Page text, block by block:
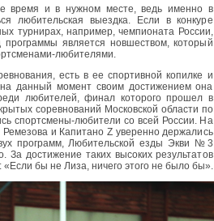
время и в нужном месте, ведь именно в
любительская выездка. Если в конкуре
турнирах, например, чемпионата России,
является новшеством, который
любителями.
есть в ее спортивной копилке и
данный момент своим достижением она
любителей, финал которого прошел в
соревнований Московской области по
спортсмены-любители со всей России. На
и Капитано Z уверенно держались
программ, Любительской езды Экви №3
достижение таких высоких результатов
бы не Лиза, ничего этого не было бы».